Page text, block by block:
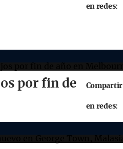
en redes:
por fin de
Compartir
en redes: